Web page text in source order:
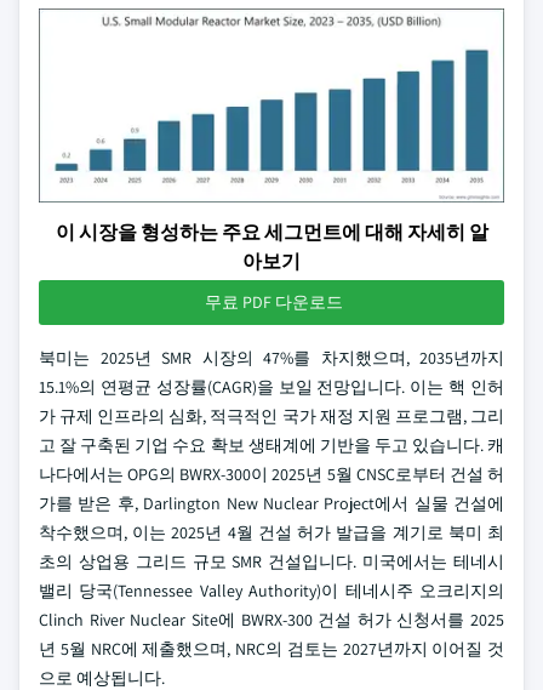
이 시장을 형성하는 주요 세그먼트에 대해 자세히 알
아보기
무료 PDF 다운로드
북미는 2025년 SMR 시장의 47%를 차지했으며, 2035년까지
15.1%의 연평균 성장률(CAGR)을 보일 전망입니다. 이는 핵 인허
가 규제 인프라의 심화, 적극적인 국가 재정 지원 프로그램, 그리
고 잘 구축된 기업 수요 확보 생태계에 기반을 두고 있습니다. 캐
나다에서는 OPG의 BWRX-300이 2025년 5월 CNSC로부터 건설 허
가를 받은 후, Darlington New Nuclear Project에서 실물 건설에
착수했으며, 이는 2025년 4월 건설 허가 발급을 계기로 북미 최
초의 상업용 그리드 규모 SMR 건설입니다. 미국에서는 테네시
밸리 당국(Tennessee Valley Authority)이 테네시주 오크리지의
Clinch River Nuclear Site에 BWRX-300 건설 허가 신청서를 2025
년 5월 NRC에 제출했으며, NRC의 검토는 2027년까지 이어질 것
으로 예상됩니다.